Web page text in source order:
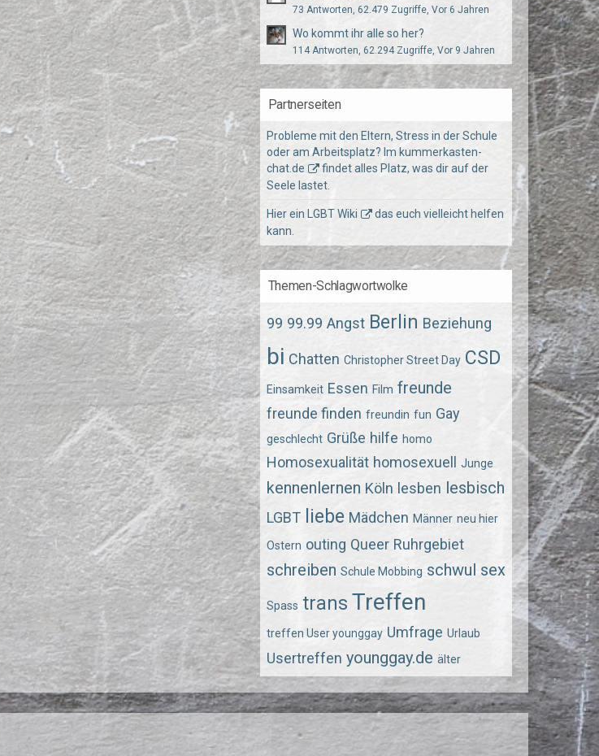
73 Antworten, 62.479 Zugriffe, Vor 6 Jahren
Wo kommt ihr alle so her?
114 Antworten, 62.294 Zugriffe, Vor 9 Jahren
Partnerseiten
Probleme mit den Eltern, Stress in der Schule
oder am Arbeitsplatz? Im kummerkasten-
chat.de
findet alles Platz, was dir auf der
Seele lastet.
Hier ein LGBT Wiki
das euch vielleicht helfen
kann.
Themen-Schlagwortwolke
99 99.99 Angst Berlin Beziehung
bi Chatten Christopher Street Day CSD
Einsamkeit Essen Film freunde
freunde finden freundin fun Gay
geschlecht Grüße hilfe homo
Homosexualität homosexuell Junge
kennenlernen Köln lesben lesbisch
LGBT liebe Mädchen Männer neu hier
Ostern outing Queer Ruhrgebiet
schreiben Schule Mobbing schwul sex
Spass trans Treffen
treffen User younggay Umfrage Urlaub
Usertreffen younggay.de älter